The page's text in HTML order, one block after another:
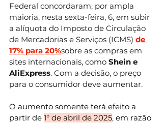
Federal concordaram, por ampla
maioria, nesta sexta-feira, 6, em subir
a alíquota do Imposto de Circulação
de Mercadorias e Serviços (ICMS) de
17% para 20%sobre as compras em
sites internacionais, como Shein e
AliExpress. Com a decisão, o preço
para o consumidor deve aumentar.
O aumento somente terá efeito a
partir de 1° de abril de 2025, em razão